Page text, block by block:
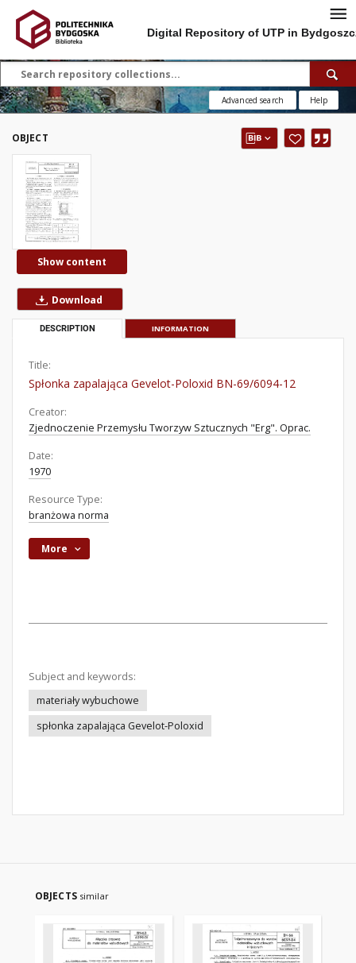
Digital Repository of UTP in
Advanced search Help
OBJECT
Show content
Download
DESCRIPTION INFORMATION
Title:
Spłonka zapalająca Gevelot-Poloxid BN-69/6094-12
Creator:
Zjednoczenie Przemysłu Tworzyw Sztucznych "Erg". Oprac.
Date:
1970
Resource Type:
branżowa norma
More
Subject and keywords:
materiały wybuchowe
spłonka zapalająca Gevelot-Poloxid
OBJECTS similar